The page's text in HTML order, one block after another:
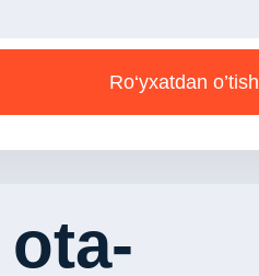
Ro‘yxatdan o’tish